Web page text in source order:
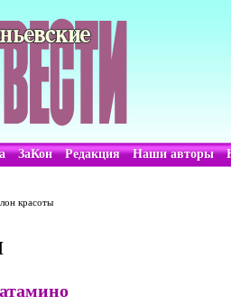
ЗаКон Редакция Наши авторы
красоты